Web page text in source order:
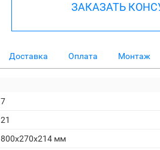
ЗАКАЗАТЬ
Доставка Оплата Монтаж
7
21
800x270x214 мм